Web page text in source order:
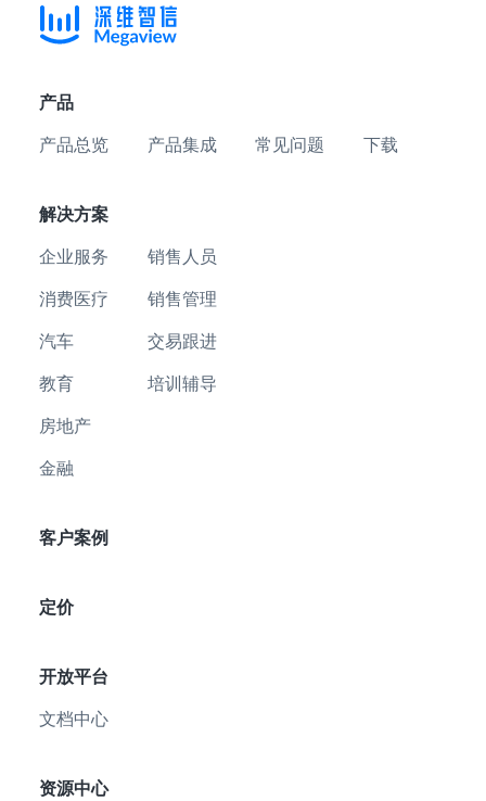
产品
产品总览 产品集成 常见问题 下载
解决方案
企业服务
消费医疗
汽车
教育
房地产
金融
销售人员
销售管理
交易跟进
培训辅导
客户案例
定价
开放平台
文档中心
资源中心